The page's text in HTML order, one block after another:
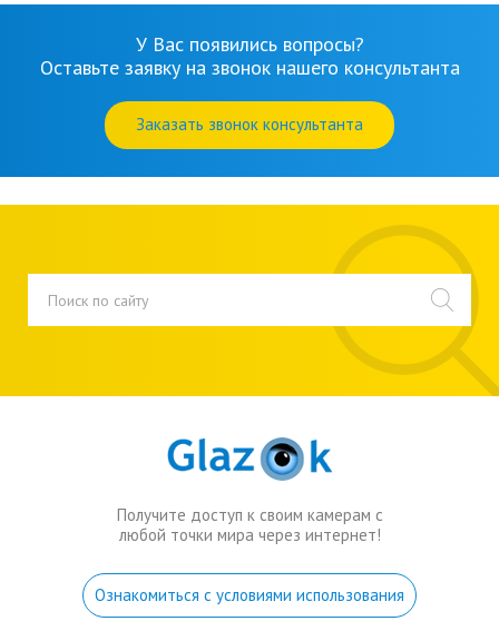
У Вас появились вопросы?
Оставьте заявку на звонок нашего консультанта
Заказать звонок консультанта
Получите доступ к своим камерам с
любой точки мира через интернет!
Ознакомиться с условиями использования